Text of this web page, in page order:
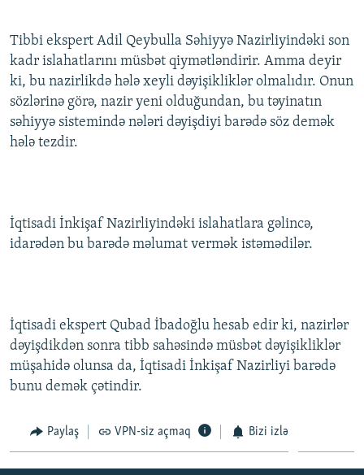
Tibbi ekspert Adil Qeybulla Səhiyyə Nazirliyindəki son
kadr islahatlarını müsbət qiymətləndirir. Amma deyir
ki, bu nazirlikdə hələ xeyli dəyişikliklər olmalıdır. Onun
sözlərinə görə, nazir yeni olduğundan, bu təyinatın
səhiyyə sistemində nələri dəyişdiyi barədə söz demək
hələ tezdir.
İqtisadi İnkişaf Nazirliyindəki islahatlara gəlincə,
idarədən bu barədə məlumat vermək istəmədilər.
İqtisadi ekspert Qubad İbadoğlu hesab edir ki, nazirlər
dəyişdikdən sonra tibb sahəsində müsbət dəyişikliklər
müşahidə olunsa da, İqtisadi İnkişaf Nazirliyi barədə
bunu demək çətindir.
Paylaş VPN-siz açmaq Bizi izlə